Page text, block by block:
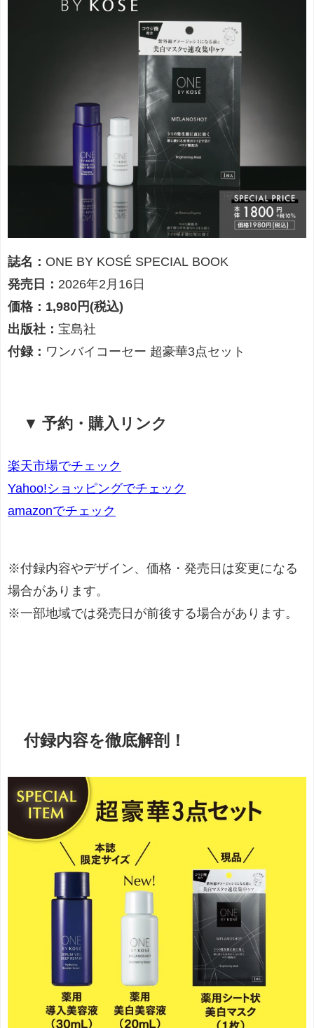
誌名： ONE BY KOSÉ SPECIAL BOOK
発売日： 2026年2月16日
価格：1,980円(税込)
出版社： 宝島社
付録： ワンバイコーセー 超豪華3点セット
▼ 予約・購入リンク
楽天市場でチェック
Yahoo!ショッピングでチェック
amazonでチェック
※付録内容やデザイン、価格・発売日は変更になる
場合があります。
※一部地域では発売日が前後する場合があります。
付録内容を徹底解剖！